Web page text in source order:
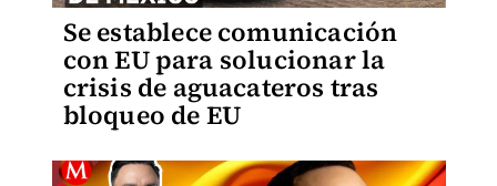
Se establece comunicación
con EU para solucionar la
crisis de aguacateros tras
bloqueo de EU